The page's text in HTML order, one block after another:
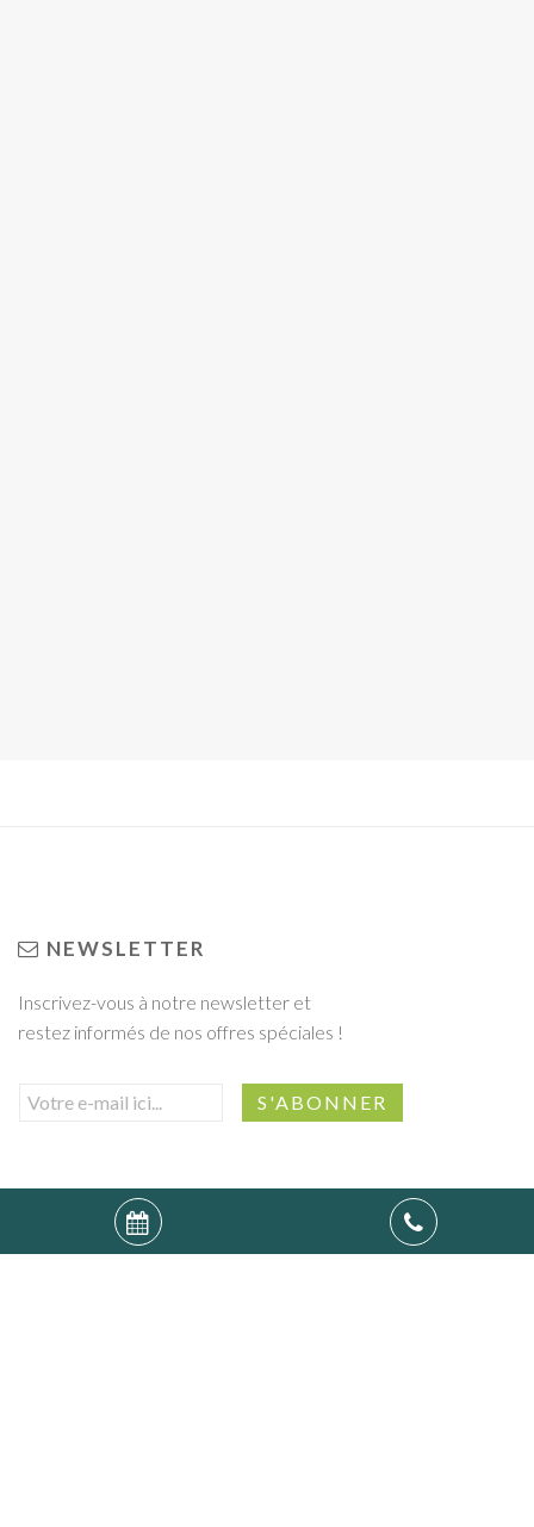
NEWSLETTER
Inscrivez-vous à notre newsletter et
restez informés de nos offres spéciales !